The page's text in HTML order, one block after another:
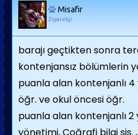
Misafir
Ziyaretçi
barajı geçtikten sonra
kontenjansız bölümlerin
puanla alan kontenjanlı 4
öğr. ve okul öncesi öğr.
puanla alan kontenjanlı 2